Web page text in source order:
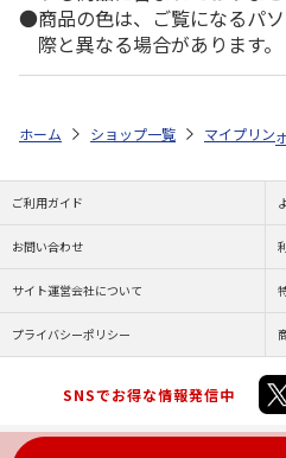
商品の色は、ご覧になるパ
際と異なる場合があります。
ホーム ショップ一覧 マイプリン
ご利用ガイド
お問い合わせ
サイト運営会社について
プライバシーポリシー
SNSでお得な情報発信中